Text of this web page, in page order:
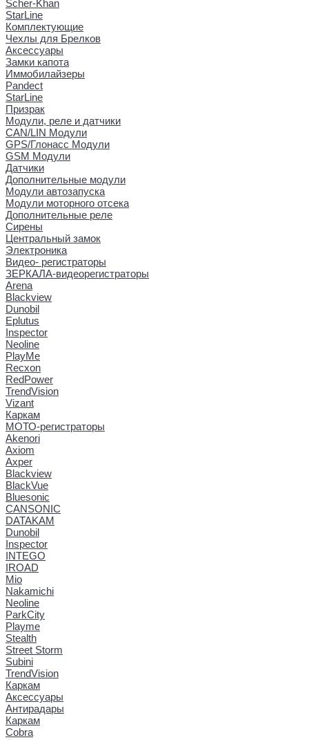
Scher-Khan
StarLine
Комплектующие
Чехлы для Брелков
Аксессуары
Замки капота
Иммобилайзеры
Pandect
StarLine
Призрак
Модули, реле и датчики
CAN/LIN Модули
GPS/Глонасс Модули
GSM Модули
Датчики
Дополнительные модули
Модули автозапуска
Модули моторного отсека
Дополнительные реле
Сирены
Центральный замок
Электроника
Видео- регистраторы
ЗЕРКАЛА-видеорегистраторы
Arena
Blackview
Dunobil
Eplutus
Inspector
Neoline
PlayMe
Recxon
RedPower
TrendVision
Vizant
Каркам
МОТО-регистраторы
Akenori
Axiom
Axper
Blackview
BlackVue
Bluesonic
CANSONIC
DATAKAM
Dunobil
Inspector
INTEGO
IROAD
Mio
Nakamichi
Neoline
ParkCity
Playme
Stealth
Street Storm
Subini
TrendVision
Каркам
Аксессуары
Антирадары
Каркам
Cobra